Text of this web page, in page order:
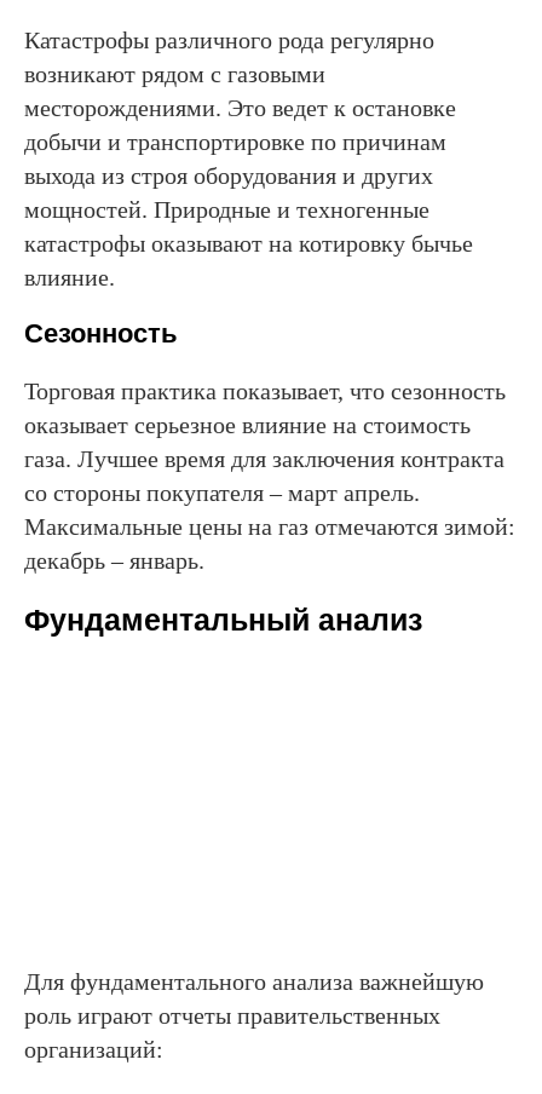
Катастрофы различного рода регулярно
возникают рядом с газовыми
месторождениями. Это ведет к остановке
добычи и транспортировке по причинам
выхода из строя оборудования и других
мощностей. Природные и техногенные
катастрофы оказывают на котировку бычье
влияние.
Сезонность
Торговая практика показывает, что сезонность
оказывает серьезное влияние на стоимость
газа. Лучшее время для заключения контракта
со стороны покупателя – март апрель.
Максимальные цены на газ отмечаются зимой:
декабрь – январь.
Фундаментальный анализ
Для фундаментального анализа важнейшую
роль играют отчеты правительственных
организаций: